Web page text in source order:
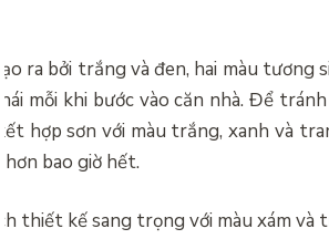
ra bởi trắng và đen, hai màu tương
mỗi khi bước vào căn nhà. Để
hợp sơn với màu trắng, xanh và
bao giờ hết.